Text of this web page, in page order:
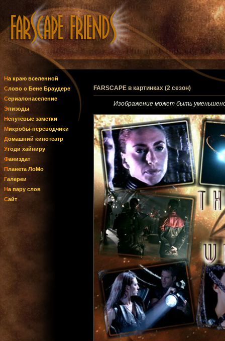
На краю вселенной
Слово о Бене Браудере
Сериалонаселение
Эпизоды
Непутёвые заметки
Микробы-переводчики
Домашний кинотеатр
Угоди хайниру
Фаниздат
Планета ЛоМо
Галереи
На пару слов
Сайт
FARSCAPE в картинках (2 сезон)
Изображение может быть